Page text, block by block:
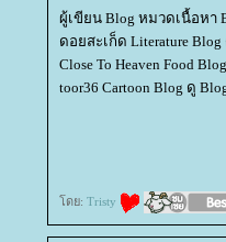
ผู้เขียน Blog หมวดเนื้อหา
ดอยสะเก็ด Literature Blog
Close To Heaven Food
toor36 Cartoon Blog ดู
ดย: Tristy